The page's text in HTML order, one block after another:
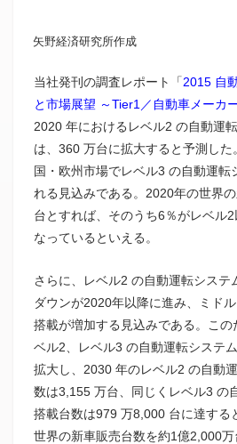
矢野経済研究所作成
当社発刊の調査レポート「2015 自
と市場展望 ～Tier1／自動車メーカ
2020 年におけるレベル2 の自動運
は、360 万台に拡大すると予測し
国・欧州市場でレベル3 の自動運転
れる見込みである。2020年の世界
台とすれば、そのうち6％がレベル
なっているといえる。
さらに、レベル2 の自動運転システ
ダウンが2020年以降に進み、ミド
搭載が増加する見込みである。こ
ベル2、レベル3 の自動運転システ
拡大し、2030 年のレベル2 の自動
数は3,155 万台、同じくレベル3 の
搭載台数は979 万8,000 台に達する
世界の新車販売台数を約1億2,000